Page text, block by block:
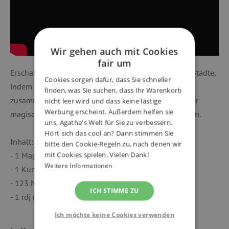
Erschaffen und imaginieren Sie phantasmagorische Städte,
indem Sie die magnetischen Teile auf 1001 Arten
zusammensetzen und mit dem gestreiften Blatt Papier
magische und überraschende Bewegungen entdecken.
Inhalt:
- 1 Magnettablett (30 x 30 cm)
- 1 Kunststoffstecker (24 x 24 cm und 19 x 19 cm)
- 123 Magnete
- 1 rdj (11,5x11,5 cm - 20p)
Wir gehen auch mit Cookies
fair um
Cookies sorgen dafür, dass Sie schneller
finden, was Sie suchen, dass Ihr Warenkorb
nicht leer wird und dass keine lästige
Werbung erscheint. Außerdem helfen sie
uns, Agatha's Welt für Sie zu verbessern.
Hört sich das cool an? Dann stimmen Sie
bitte den Cookie-Regeln zu, nach denen wir
mit Cookies spielen. Vielen Dank!
Weitere Informationen
ICH STIMME ZU
Ich möchte keine Cookies verwenden